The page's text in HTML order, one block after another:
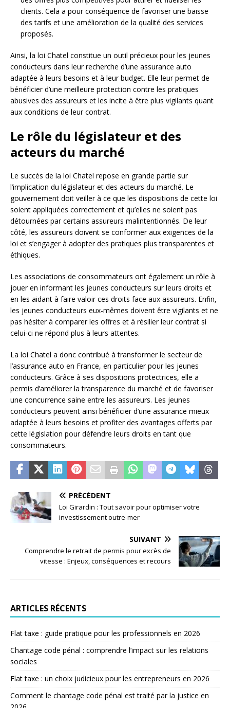
clients. Cela a pour conséquence de favoriser une baisse
des tarifs et une amélioration de la qualité des services
proposés.
Ainsi, la loi Chatel constitue un outil précieux pour les jeunes
conducteurs dans leur recherche d’une assurance auto
adaptée à leurs besoins et à leur budget. Elle leur permet de
bénéficier d’une meilleure protection contre les pratiques
abusives des assureurs et les incite à être plus vigilants quant
aux conditions de leur contrat.
Le rôle du législateur et des
acteurs du marché
Le succès de la loi Chatel repose en grande partie sur
l’implication du législateur et des acteurs du marché. Le
gouvernement doit veiller à ce que les dispositions de cette loi
soient appliquées correctement et qu’elles ne soient pas
détournées par certains assureurs malintentionnés. De leur
côté, les assureurs doivent se conformer aux exigences de la
loi et s’engager à adopter des pratiques plus transparentes et
éthiques.
Les associations de consommateurs ont également un rôle à
jouer en informant les jeunes conducteurs sur leurs droits et
en les aidant à faire valoir ces droits face aux assureurs. Enfin,
les jeunes conducteurs eux-mêmes doivent être vigilants et ne
pas hésiter à comparer les offres et à résilier leur contrat si
celui-ci ne répond plus à leurs attentes.
La loi Chatel a donc contribué à transformer le secteur de
l’assurance auto en France, en particulier pour les jeunes
conducteurs. Grâce à ses dispositions protectrices, elle a
permis d’améliorer la transparence du marché et de favoriser
une concurrence saine entre les assureurs. Les jeunes
conducteurs peuvent ainsi bénéficier d’une assurance mieux
adaptée à leurs besoins et profiter des avantages offerts par
cette législation pour défendre leurs droits en tant que
consommateurs.
PRÉCÉDENT
Loi Girardin : Tout savoir pour optimiser votre
investissement outre-mer
SUIVANT
Comprendre le retrait de permis pour excès de
vitesse : Enjeux, conséquences et recours
ARTICLES RÉCENTS
Flat taxe : guide pratique pour les professionnels en 2026
Chantage code pénal : comprendre l’impact sur les relations
sociales
Flat taxe : un choix judicieux pour les entrepreneurs en 2026
Comment le chantage code pénal est traité par la justice en